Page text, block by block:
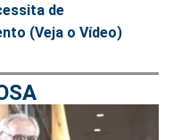
de
(Veja o Vídeo)